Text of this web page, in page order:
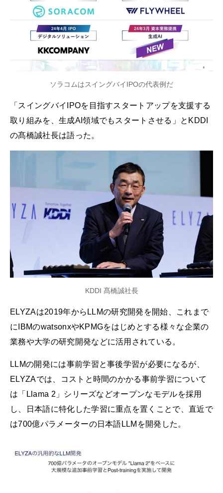
ソラコムはスイングバイIPOの代表例だ
「スイングバイIPOを目指すスタートアップを支援する
取り組みを、生成AI領域でもスタートさせる」とKDDI
の髙橋誠社長は語った。
KDDI 髙橋誠社長
ELYZAは2019年からLLMの研究開発を開始、これまで
にIBMのwatsonxやKPMGをはじめとする様々な企業の
業務や大学の研究開発などに活用されている。
LLMの開発には事前学習と事後学習が必要になるが、
ELYZAでは、コストと時間のかかる事前学習について
は「Llama 2」シリーズなどオープンなモデルを採用
し、日本語に特化した学習に重点を置くことで、直近で
は700億パラメーターの日本語LLMを開発した。